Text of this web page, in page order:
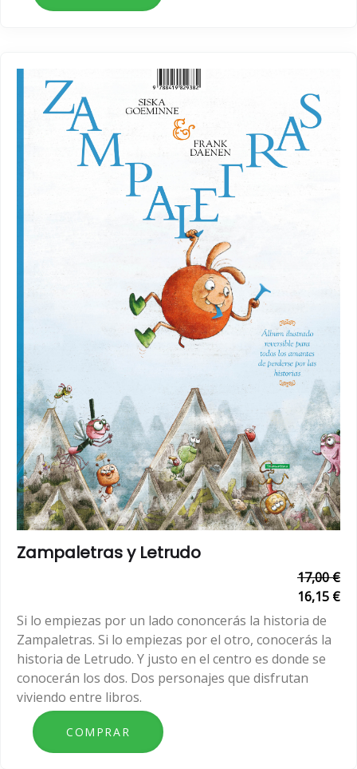
Zampaletras y Letrudo
17,00 €
16,15 €
Si lo empiezas por un lado cononcerás la historia de
Zampaletras. Si lo empiezas por el otro, conocerás la
historia de Letrudo. Y justo en el centro es donde se
conocerán los dos. Dos personajes que disfrutan
viviendo entre libros.